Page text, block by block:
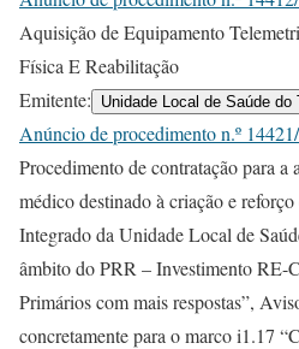
Aquisição de Equipamento
Física E Reabilitação
Emitente:
Unidade Local de Saúde
Anúncio de procedimento n.º
Procedimento de contratação para a
médico destinado à criação e
Integrado da Unidade Local de
âmbito do PRR – Investimento RE-
Primários com mais respostas”,
concretamente para o marco i1.17